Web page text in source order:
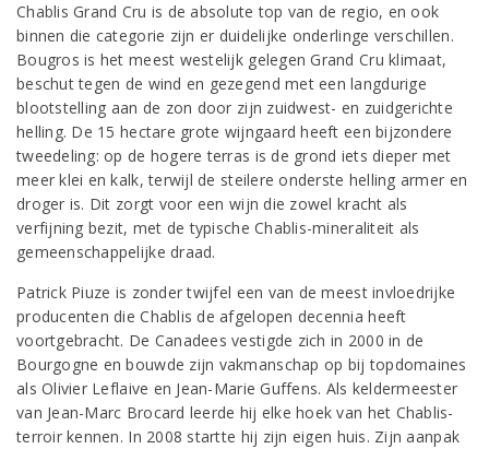
Chablis Grand Cru is de absolute top van de regio, en ook
binnen die categorie zijn er duidelijke onderlinge verschillen.
Bougros is het meest westelijk gelegen Grand Cru klimaat,
beschut tegen de wind en gezegend met een langdurige
blootstelling aan de zon door zijn zuidwest- en zuidgerichte
helling. De 15 hectare grote wijngaard heeft een bijzondere
tweedeling: op de hogere terras is de grond iets dieper met
meer klei en kalk, terwijl de steilere onderste helling armer en
droger is. Dit zorgt voor een wijn die zowel kracht als
verfijning bezit, met de typische Chablis-mineraliteit als
gemeenschappelijke draad.
Patrick Piuze is zonder twijfel een van de meest invloedrijke
producenten die Chablis de afgelopen decennia heeft
voortgebracht. De Canadees vestigde zich in 2000 in de
Bourgogne en bouwde zijn vakmanschap op bij topdomaines
als Olivier Leflaive en Jean-Marie Guffens. Als keldermeester
van Jean-Marc Brocard leerde hij elke hoek van het Chablis-
terroir kennen. In 2008 startte hij zijn eigen huis. Zijn aanpak